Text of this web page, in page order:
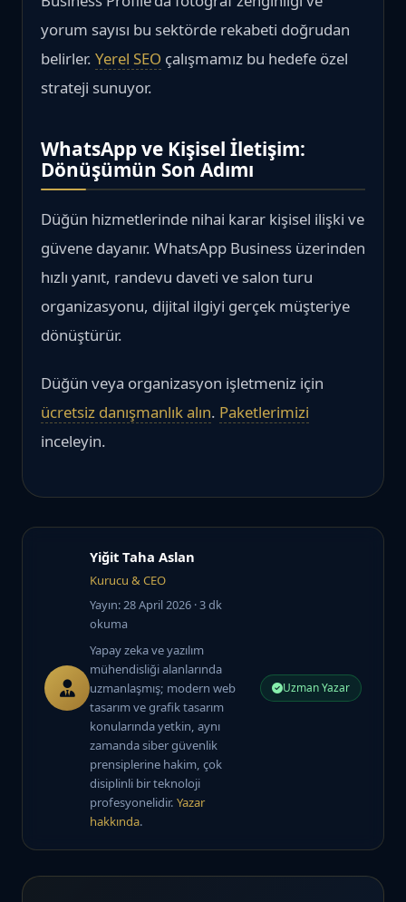
yorum sayısı bu sektörde rekabeti doğrudan
belirler. Yerel SEO çalışmamız bu hedefe özel
strateji sunuyor.
WhatsApp ve Kişisel İletişim:
Dönüşümün Son Adımı
Düğün hizmetlerinde nihai karar kişisel ilişki ve
güvene dayanır. WhatsApp Business üzerinden
hızlı yanıt, randevu daveti ve salon turu
organizasyonu, dijital ilgiyi gerçek müşteriye
dönüştürür.
Düğün veya organizasyon işletmeniz için
ücretsiz danışmanlık alın. Paketlerimizi
inceleyin.
Yiğit Taha Aslan
Kurucu & CEO
Yayın: 28 April 2026 · 3 dk
okuma
Yapay zeka ve yazılım
mühendisliği alanlarında
uzmanlaşmış; modern web
tasarım ve grafik tasarım
konularında yetkin, aynı
zamanda siber güvenlik
prensiplerine hakim, çok
disiplinli bir teknoloji
profesyonelidir. Yazar
hakkında.
Uzman Yazar